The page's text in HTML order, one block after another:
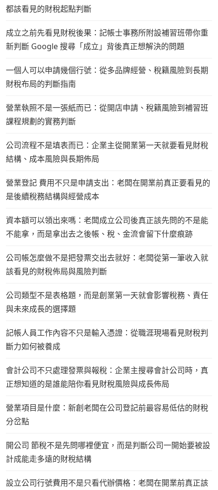
都該看見的財稅起點判斷
成立之前先看見財稅後果：記帳士事務所附設補習班帶你重
新判斷 Google 搜尋「成立」背後真正想解決的問題
一個人可以申請幾個行號：從多品牌經營、稅籍風險到長期
財稅布局的判斷指南
營業執照不是一張紙而已：從開店申請、稅籍風險到補習班
課程規劃的實務判斷
公司流程不是填表而已：企業主從開業第一天就要看見財稅
結構、成本風險與長期佈局
營業登記 費用不只是申請支出：老闆在開業前真正要看見的
是後續稅務結構與經營成本
資本額可以領出來嗎：老闆成立公司後真正該先問的不是能
不能拿，而是拿出去之後帳、稅、金流會留下什麼痕跡
公司帳怎麼做不是把發票交出去就好：老闆從第一筆收入就
該看見的財稅佈局與風險判斷
公司類型不是表格題，而是創業第一天就會影響稅務、責任
與未來成長的選擇題
記帳人員工作內容不只是輸入憑證：從職涯現場看見財稅判
斷力如何被養成
會計公司不只處理發票與報稅：企業主搜尋會計公司時，真
正想知道的是誰能陪你看見財稅風險與成長佈局
營業項目是什麼：新創老闆在公司登記前最容易低估的財稅
分岔點
開公司 節稅不是先問哪裡便宜，而是判斷公司一開始要被設
計成能走多遠的財稅結構
設立公司行號費用不是只看代辦價格：老闆在開業前真正該